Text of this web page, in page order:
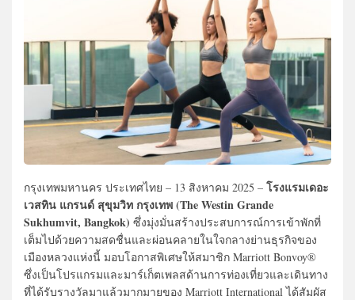
กรุงเทพมหานคร ประเทศไทย – 13 สิงหาคม 2025 – โรงแรมเดอะ
เวสทิน แกรนด์ สุขุมวิท กรุงเทพ (The Westin Grande
Sukhumvit, Bangkok) ซึ่งมุ่งมั่นสร้างประสบการณ์การเข้าพักที่
เต็มไปด้วยความสดชื่นและผ่อนคลายในใจกลางย่านธุรกิจของ
เมืองหลวงแห่งนี้ มอบโอกาสพิเศษให้สมาชิก Marriott Bonvoy®
ซึ่งเป็นโปรแกรมและมาร์เก็ตเพลสด้านการท่องเที่ยวและเดินทาง
ที่ได้รับรางวัลมาแล้วมากมายของ Marriott International ได้สัมผัส